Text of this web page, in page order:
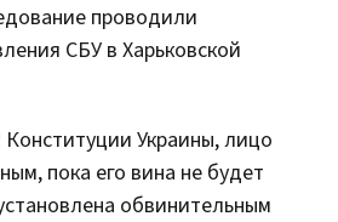
проводили
СБУ в Харьковской
Конституции Украины, лицо
пока его вина не будет
обвинительным